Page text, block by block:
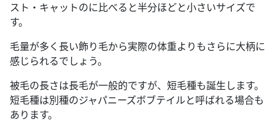
スト・キャットのに比べると半分ほどと小さいサイズで
す。
毛量が多く長い飾り毛から実際の体重よりもさらに大柄に
感じられるでしょう。
被毛の長さは長毛が一般的ですが、短毛種も誕生します。
短毛種は別種のジャパニーズボブテイルと呼ばれる場合も
あります。